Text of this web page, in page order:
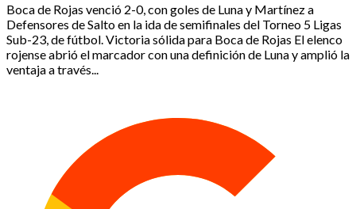
Boca de Rojas venció 2-0, con goles de Luna y Martínez a
Defensores de Salto en la ida de semifinales del Torneo 5 Ligas
Sub-23, de fútbol. Victoria sólida para Boca de Rojas El elenco
rojense abrió el marcador con una definición de Luna y amplió la
ventaja a través...